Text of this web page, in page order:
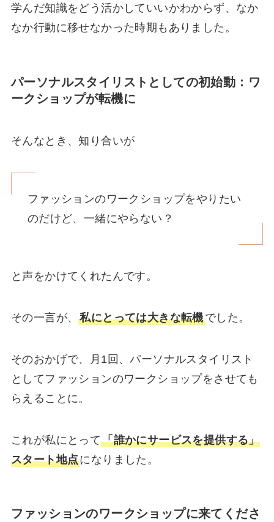
学んだ知識をどう活かしていいかわからず、なか
なか行動に移せなかった時期もありました。
パーソナルスタイリストとしての初始動：ワ
ークショップが転機に
そんなとき、知り合いが
ファッションのワークショップをやりたい
のだけど、一緒にやらない？
と声をかけてくれたんです。
その一言が、私にとっては大きな転機でした。
そのおかげで、月1回、パーソナルスタイリスト
としてファッションのワークショップをさせても
らえることに。
これが私にとって「誰かにサービスを提供する」
スタート地点になりました。
ファッションのワークショップに来てくださ